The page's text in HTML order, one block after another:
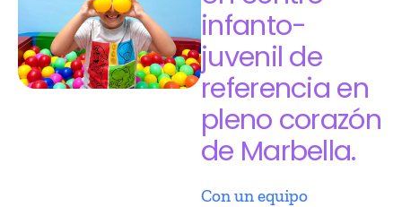
infanto-
juvenil de
referencia en
pleno corazón
de Marbella.
Con un equipo